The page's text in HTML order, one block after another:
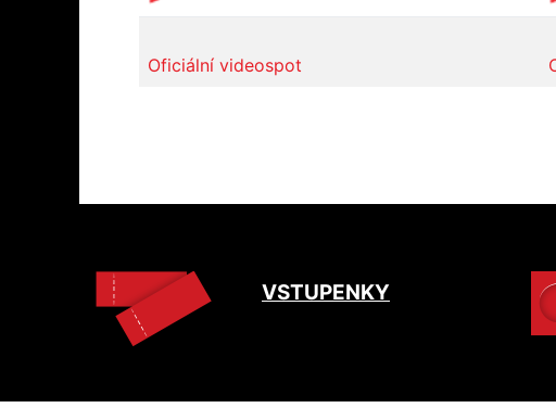
Oficiální videospot
VSTUPENKY